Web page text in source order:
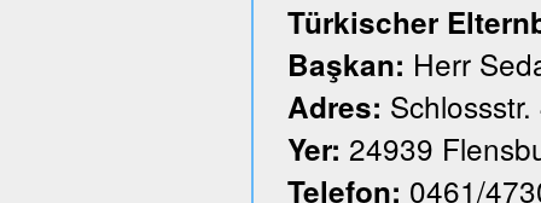
Türkischer
Başkan: Herr
Adres: Schlossstr.
Yer: 24939
Telefon: 0461/